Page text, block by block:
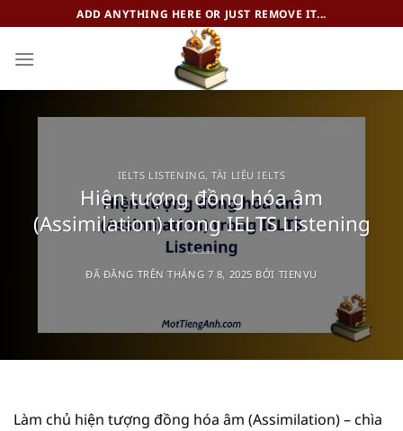
đến
nội
ADD ANYTHING HERE OR JUST REMOVE IT...
IELTS LISTENING,TÀI LIỆU IELTS
Hiện tượng đồng hóa âm
(Assimilation) trong IELTS Listening
ĐÃ ĐĂNG TRÊNTHÁNG 7 8, 2025 BỞI TIENVU
Làm chủ hiện tượng đồng hóa âm (Assimilation) – chìa